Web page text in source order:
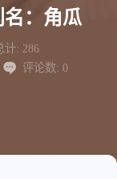
：角瓜
计: 286
评论数: 0